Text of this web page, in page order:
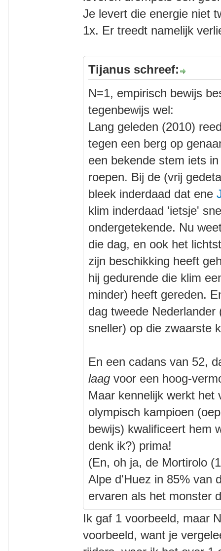
Je levert die energie niet
1x. Er treedt namelijk
Tijanus schreef:
N=1, empirisch bewijs
tegenbewijs wel:
Lang geleden (2010)
tegen een berg op
een bekende stem iets
roepen. Bij de (vrij
bleek inderdaad dat ene
klim inderdaad 'ietsje'
ondergetekende. Nu
die dag, en ook het
zijn beschikking heeft
hij gedurende die klim
minder) heeft gereden.
dag tweede
sneller) op die zwaarste
En een cadans van 52,
laag voor een hoog-
Maar kennelijk werkt het
olympisch kampioen
bewijs) kwalificeert hem
denk ik?) prima!
(En, oh ja, de Mortirolo
Alpe d'Huez in 85% van
ervaren als het monster
Ik gaf 1 voorbeeld, maar
voorbeeld, want je